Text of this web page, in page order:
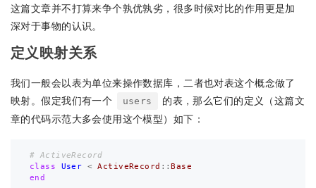
这篇文章并不打算来争个孰优孰劣，很多时候对比的作用更是加
深对于事物的认识。
定义映射关系
我们一般会以表为单位来操作数据库，二者也对表这个概念做了
映射。假定我们有一个
users
的表，那么它们的定义（这篇文
章的代码示范大多会使用这个模型）如下：
# ActiveRecord
class
User < ActiveRecord :: Base
end